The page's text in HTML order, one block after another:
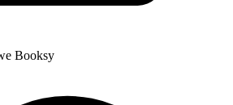
Booksy